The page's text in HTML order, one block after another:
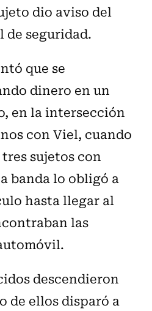
dio aviso del
de seguridad.
que se
dinero en un
en la intersección
con Viel, cuando
sujetos con
banda lo obligó a
hasta llegar al
las
descendieron
de ellos disparó a